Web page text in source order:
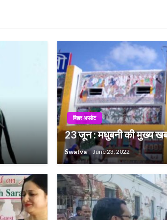
बिहार अपडेट
23 जून : मधुबनी की मुख्य
Swatva June 23, 2022